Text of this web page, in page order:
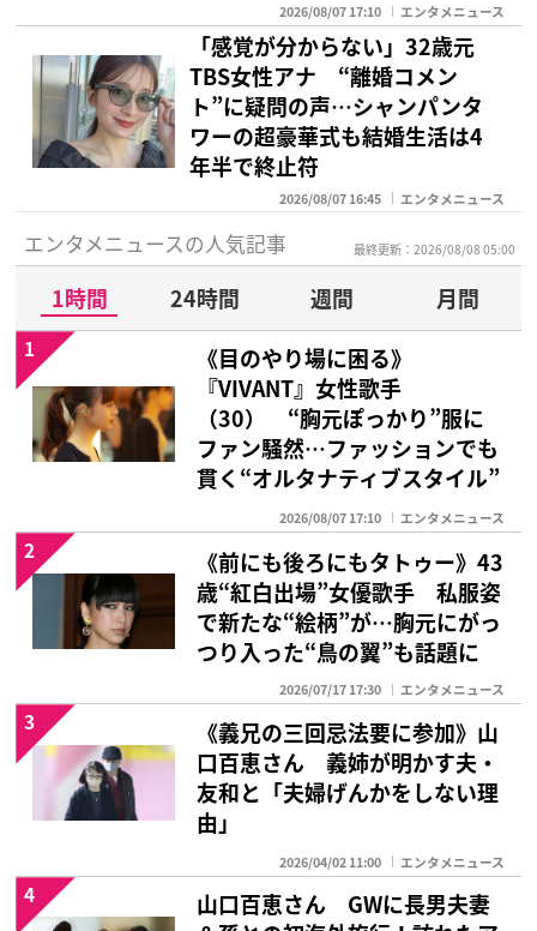
2026/08/07 17:10 エンタメニュース
「感覚が分からない」32歳元
TBS女性アナ “離婚コメン
ト”に疑問の声…シャンパンタ
ワーの超豪華式も結婚生活は4
年半で終止符
2026/08/07 16:45 エンタメニュース
エンタメニュースの人気記事 最終更新：2026/08/08 05:00
1時間 24時間 週間
月間
《目のやり場に困る》
『VIVANT』女性歌手
（30） “胸元ぽっかり”服に
ファン騒然…ファッションでも
貫く“オルタナティブスタイル”
2026/08/07 17:10 エンタメニュース
1
《前にも後ろにもタトゥー》43
歳“紅白出場”女優歌手 私服姿
で新たな“絵柄”が…胸元にがっ
つり入った“鳥の翼”も話題に
2026/07/17 17:30 エンタメニュース
2
《義兄の三回忌法要に参加》山
口百恵さん 義姉が明かす夫・
友和と「夫婦げんかをしない理
由」
2026/04/02 11:00 エンタメニュース
3
山口百恵さん GWに長男夫妻
4